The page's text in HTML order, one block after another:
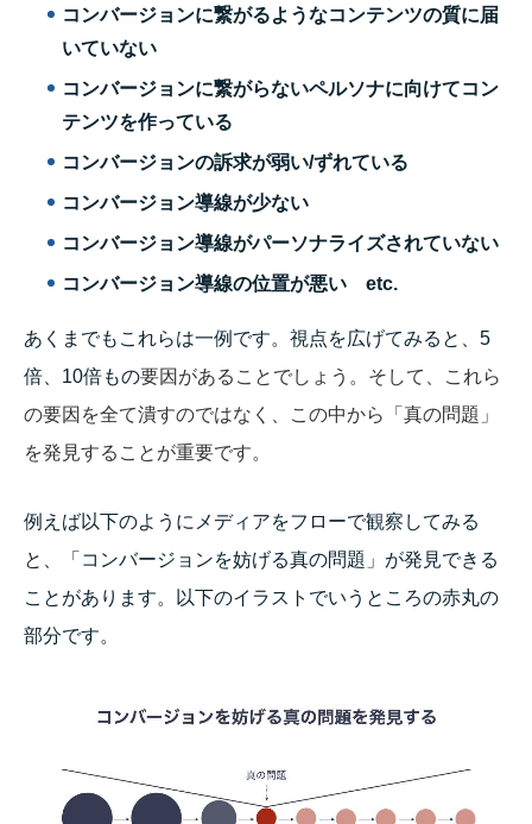
コンバージョンに繋がるようなコンテンツの質に届
いていない
コンバージョンに繋がらないペルソナに向けてコン
テンツを作っている
コンバージョンの訴求が弱い/ずれている
コンバージョン導線が少ない
コンバージョン導線がパーソナライズされていない
コンバージョン導線の位置が悪い etc.
あくまでもこれらは一例です。視点を広げてみると、5
倍、10倍もの要因があることでしょう。そして、これら
の要因を全て潰すのではなく、この中から「真の問題」
を発見することが重要です。
例えば以下のようにメディアをフローで観察してみる
と、「コンバージョンを妨げる真の問題」が発見できる
ことがあります。以下のイラストでいうところの赤丸の
部分です。